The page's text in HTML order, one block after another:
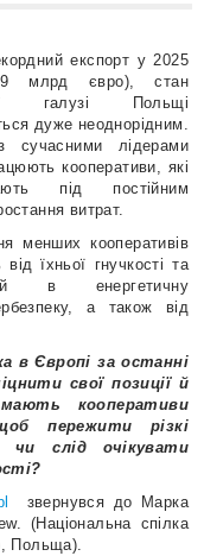
експорт у 2025
млрд євро), стан
галузі Польщі
дуже неоднорідним.
сучасними лідерами
кооперативи, які
під постійним
витрат.
менших кооперативів
їхньої гнучкості та
в енергетичну
а також від
в Європі за останні
свої позиції й
кооперативи
пережити різкі
чи слід очікувати
звернувся до
Марка
(Національна спілка
Польща).